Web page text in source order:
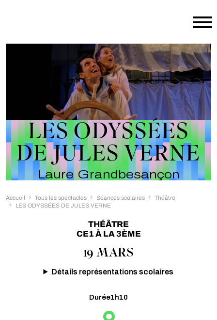
LES ODYSSÉES
DE JULES VERNE
Laure Grandbesançon
Accueil Tous les spectacles Séances scolaires
Théâtre
LES ODYSSÉES DE JULES VERNE
THÉÂTRE
CE1 À LA 3ÈME
19 MARS
Détails représentations scolaires
Durée1h10